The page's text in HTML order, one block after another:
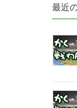
最近